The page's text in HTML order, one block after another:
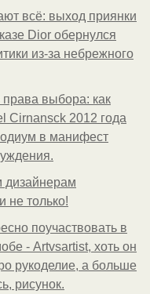
всё: выход приянки
Dior обернулся
из-за небрежного
права выбора: как
Cirnansck 2012 года
в манифест
дизайнерам
не только!
поучаствовать в
- Artvsartist, хоть он
рукоделие, а больше
рисунок.